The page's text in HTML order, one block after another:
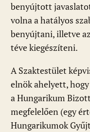
benyújtott
volna a hatályos
benyújtani, illetve
téve kiegészíteni.
A Szaktestület
elnök ahelyett,
a Hungarikum
megfelelően (egy
Hungarikumok